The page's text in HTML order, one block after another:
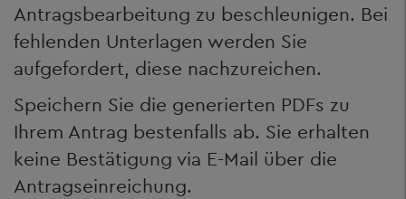
Antragsbearbeitung zu beschleunigen. Bei
fehlenden Unterlagen werden Sie
aufgefordert, diese nachzureichen.
Speichern Sie die generierten PDFs zu
Ihrem Antrag bestenfalls ab. Sie erhalten
keine Bestätigung via E-Mail über die
Antragseinreichung.